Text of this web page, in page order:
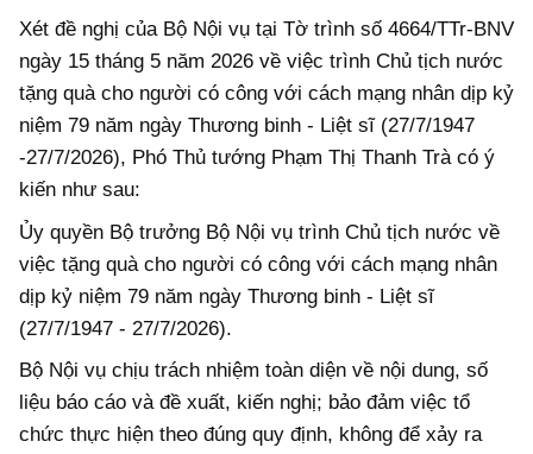
Xét đề nghị của Bộ Nội vụ tại Tờ trình số 4664/TTr-BNV
ngày 15 tháng 5 năm 2026 về việc trình Chủ tịch nước
tặng quà cho người có công với cách mạng nhân dịp kỷ
niệm 79 năm ngày Thương binh - Liệt sĩ (27/7/1947
-27/7/2026), Phó Thủ tướng Phạm Thị Thanh Trà có ý
kiến như sau:
Ủy quyền Bộ trưởng Bộ Nội vụ trình Chủ tịch nước về
việc tặng quà cho người có công với cách mạng nhân
dịp kỷ niệm 79 năm ngày Thương binh - Liệt sĩ
(27/7/1947 - 27/7/2026).
Bộ Nội vụ chịu trách nhiệm toàn diện về nội dung, số
liệu báo cáo và đề xuất, kiến nghị; bảo đảm việc tổ
chức thực hiện theo đúng quy định, không để xảy ra